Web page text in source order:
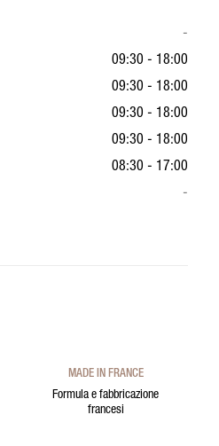
-
09:30 - 18:00
09:30 - 18:00
09:30 - 18:00
09:30 - 18:00
08:30 - 17:00
-
MADE IN FRANCE
Formula e fabbricazione
francesi